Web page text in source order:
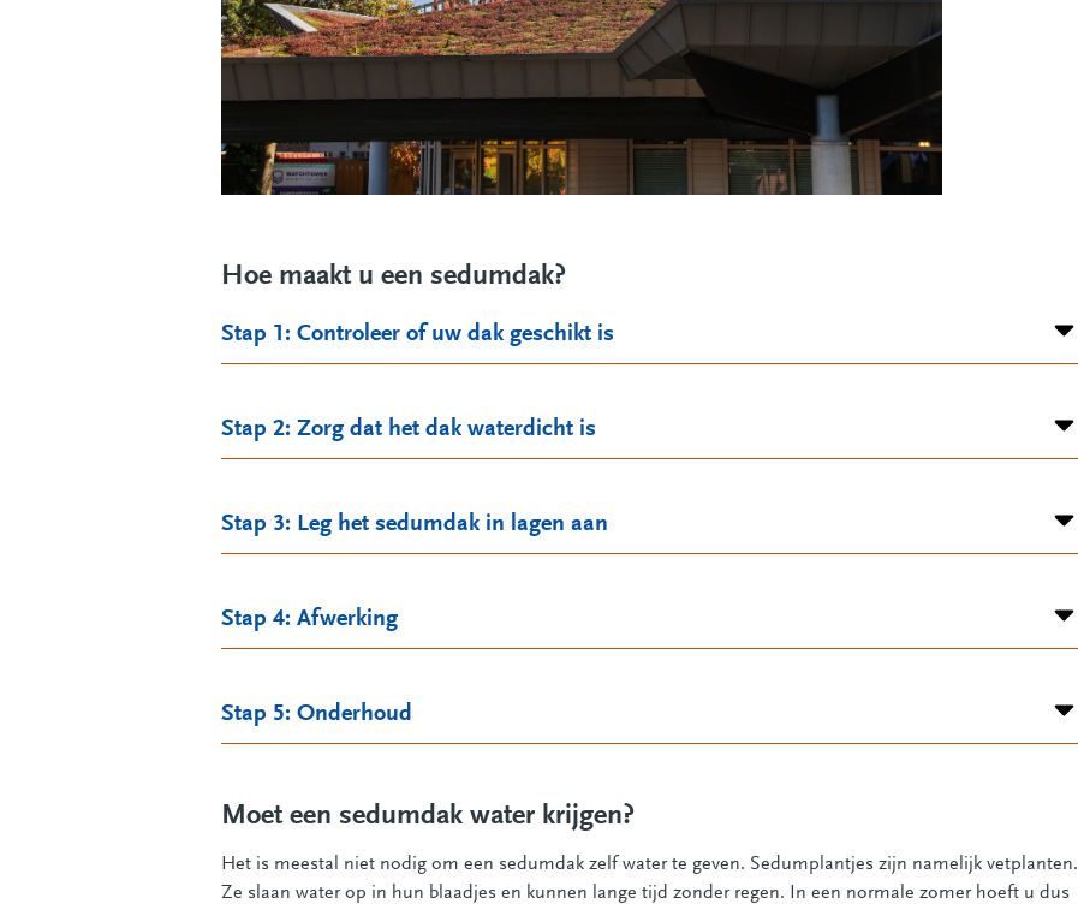
Hoe maakt u een sedumdak?
Stap 1: Controleer of uw dak geschikt is
Stap 2: Zorg dat het dak waterdicht is
Stap 3: Leg het sedumdak in lagen aan
Stap 4: Afwerking
Stap 5: Onderhoud
Moet een sedumdak water krijgen?
Het is meestal niet nodig om een sedumdak zelf water te geven. Sedumplantjes zijn namelijk vetplanten.
Ze slaan water op in hun blaadjes en kunnen lange tijd zonder regen. In een normale zomer hoeft u dus